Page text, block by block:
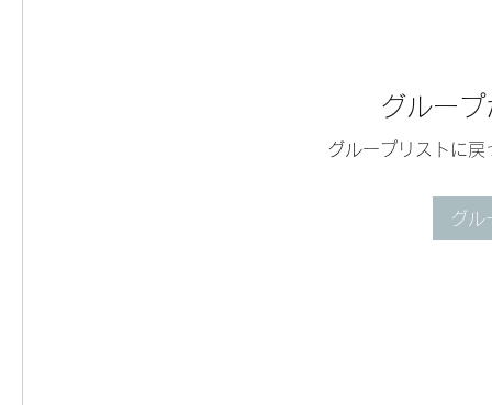
グルー
グループリストに
グル